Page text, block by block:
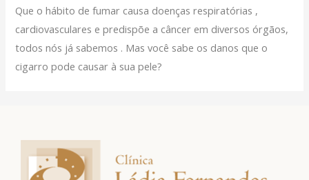
Que o hábito de fumar causa doenças respiratórias ,
cardiovasculares e predispõe a câncer em diversos órgãos,
todos nós já sabemos . Mas você sabe os danos que o
cigarro pode causar à sua pele?